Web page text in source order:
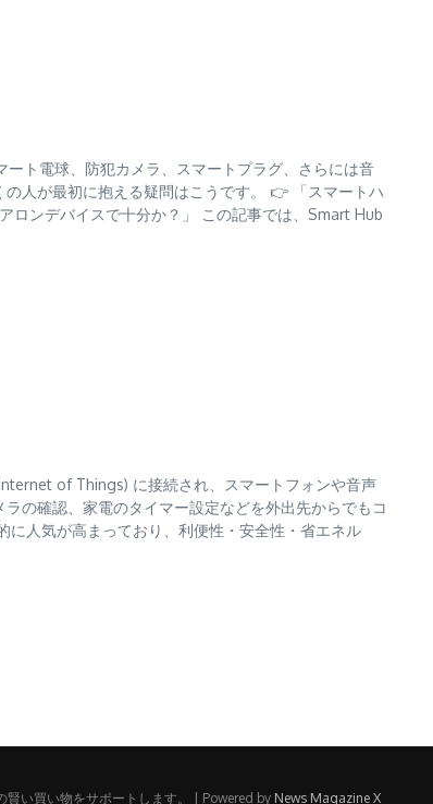
ト電球、防犯カメラ、スマートプラグ、さらには音
人が最初に抱える疑問はこうです。 👉 「スマートハ
ロンデバイスで十分か？」 この記事では、Smart Hub
of Things) に接続され、スマートフォンや音声
の確認、家電のタイマー設定などを外出先からでもコ
に人気が高まっており、利便性・安全性・省エネル
い買い物をサポートします。 | Powered by News Magazine X